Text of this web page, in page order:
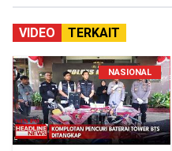
VIDEO TERKAIT
NASIONAL